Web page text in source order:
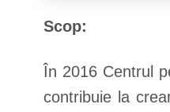
Scop:
În 2016 Centrul
contribuie la